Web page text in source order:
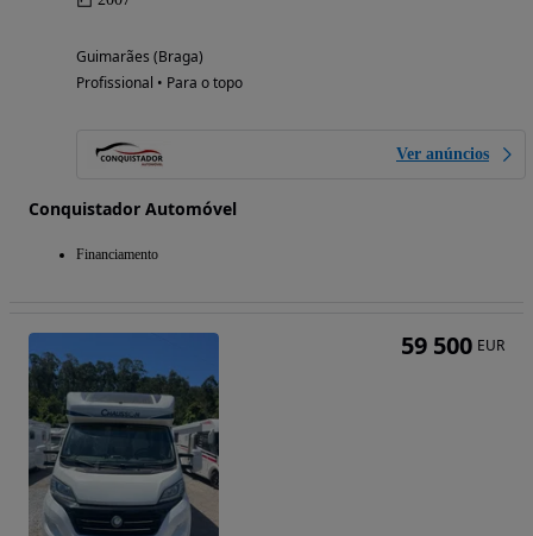
Guimarães (Braga)
Profissional • Para o topo
Ver anúncios
Conquistador Automóvel
Financiamento
59 500 EUR